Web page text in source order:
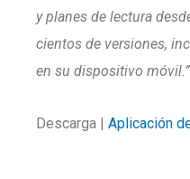
y planes de lectura
cientos de versiones,
en su dispositivo móvil.”
Descarga | Aplicación